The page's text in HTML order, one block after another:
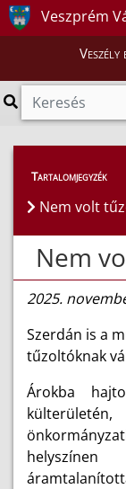
Veszprém
Híreink >
Tartalomjegyzék
Nem volt
Nem
2025.
Szerdán is a
tűzoltóknak
Árokba